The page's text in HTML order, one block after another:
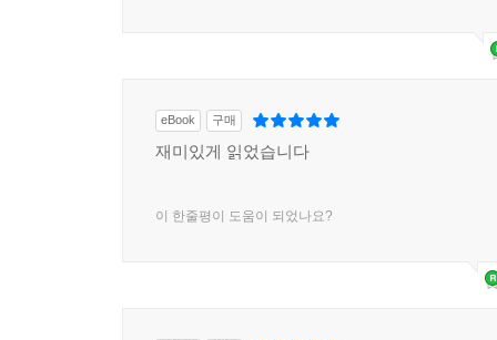
eBook 구매
재미있게 읽었습니다
이 한줄평이 도움이 되었나요?